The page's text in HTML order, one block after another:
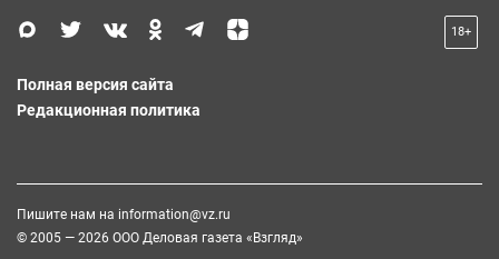
18+
Полная версия сайта
Редакционная политика
Пишите нам на information@vz.ru
© 2005 — 2026 ООО Деловая газета «Взгляд»